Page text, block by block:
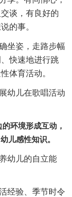
谈，有良好的
的事。
坐姿，走路步幅
快速地进行跳
体育活动。
幼儿在歌唱活动
环境形成互动，
儿感性知识。
幼儿的自立能
经验、季节时令